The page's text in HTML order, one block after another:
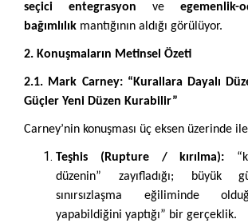
seçici entegrasyon ve egemenlik-
bağımlılık mantığının aldığı görülüyor.
2. Konuşmaların Metinsel Özeti
2.1. Mark Carney: “Kurallara Dayalı
Güçler Yeni Düzen Kurabilir”
Carney’nin konuşması üç eksen üzerinde
Teşhis (Rupture / kırılma):
düzenin” zayıfladığı; büyük
sınırsızlaşma eğiliminde
yapabildiğini yaptığı” bir gerçeklik.